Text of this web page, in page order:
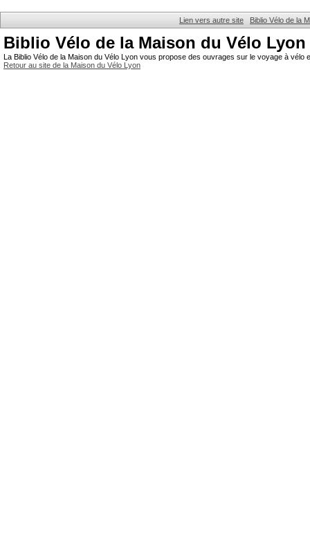
Lien vers autre site Biblio Vélo de la
Biblio Vélo de la Maison du Vélo Lyon
La Biblio Vélo de la Maison du Vélo Lyon vous propose des ouvrages sur le voyage à
Retour au site de la Maison du Vélo Lyon